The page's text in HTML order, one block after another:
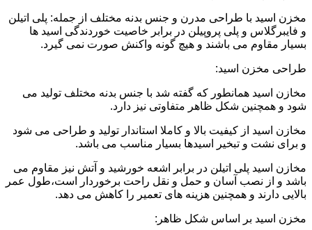
مخزن اسید با طراحی مدرن و جنس بدنه مختلف از جمله: پلی اتیلن
و فایبرگلاس و پلی پروپیلن در برابر خاصیت خوردندگی اسید ها
بسیار مقاوم می باشند و هیچ گونه واکنش صورت نمی گیرد.
طراحی مخزن اسید:
مخازن اسید همانطور که گفته شد با جنس بدنه مختلف تولید می
شود و همچنین شکل ظاهر متفاوتی نیز دارد.
مخازن اسید از کیفیت بالا و کاملا استاندار تولید و طراحی می شود
و برای نشت و تبخیر اسیدها بسیار مناسب می باشد.
مخازن اسید پلی اتیلن در برابر اشعه خورشید و آتش نیز مقاوم می
باشد و از نصب آسان و حمل و نقل راحت برخوردار است،طول عمر
بالایی دارند و همچنین هزینه های تعمیر را کاهش می دهد.
مخزن اسید بر اساس شکل ظاهر: